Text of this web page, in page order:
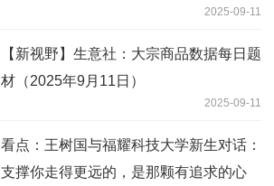
2025-09-11
【新视野】生意社：大宗商品数据每日题
材（2025年9月11日）​
2025-09-11
看点：王树国与福耀科技大学新生对话：
支撑你走得更远的，是那颗有追求的心